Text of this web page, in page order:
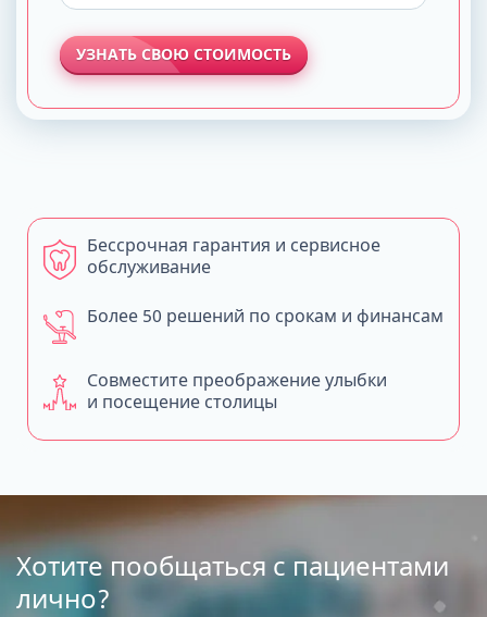
УЗНАТЬ СВОЮ СТОИМОСТЬ
Совместите преображение улыбки
и посещение столицы
Бессрочная гарантия и сервисное
обслуживание
Более 50 решений по срокам и финансам
Хотите пообщаться с пациентами
лично?